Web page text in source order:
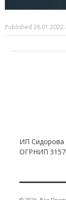
Published 26.01.2022
ИП
ОГРНИП